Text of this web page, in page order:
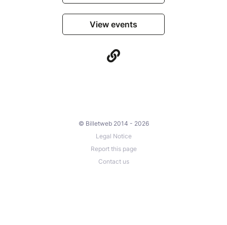
View events
© Billetweb 2014 - 2026
Legal Notice
Report this page
Contact us